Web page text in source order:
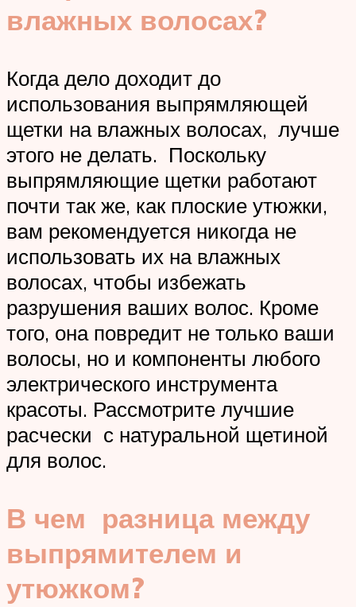
влажных волосах?
Когда дело доходит до
использования выпрямляющей
щетки на влажных волосах, лучше
этого не делать. Поскольку
выпрямляющие щетки работают
почти так же, как плоские утюжки,
вам рекомендуется никогда не
использовать их на влажных
волосах, чтобы избежать
разрушения ваших волос. Кроме
того, она повредит не только ваши
волосы, но и компоненты любого
электрического инструмента
красоты. Рассмотрите лучшие
расчески с натуральной щетиной
для волос.
В чем разница между
выпрямителем и
утюжком?